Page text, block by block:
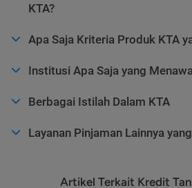
KTA?
Apa Saja Kriteria Produk KTA
Institusi Apa Saja yang
Berbagai Istilah Dalam KTA
Layanan Pinjaman Lainnya
Artikel Terkait Kredit